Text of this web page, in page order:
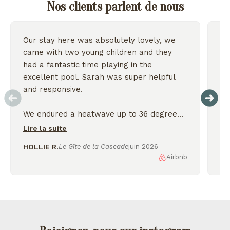
Nos clients parlent de nous
Our stay here was absolutely lovely, we
came with two young children and they
had a fantastic time playing in the
excellent pool. Sarah was super helpful
and responsive.
We endured a heatwave up to 36 degrees
but the house stayed nice and cool and we
We enjoyed exploring the nearby lakes
Lire la suite
HOLLIE R.Le Gîte de la Cascadejuin 2026
Airbnb